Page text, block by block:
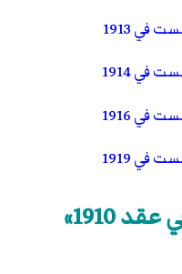
1913
1914
1916
1919
1910»